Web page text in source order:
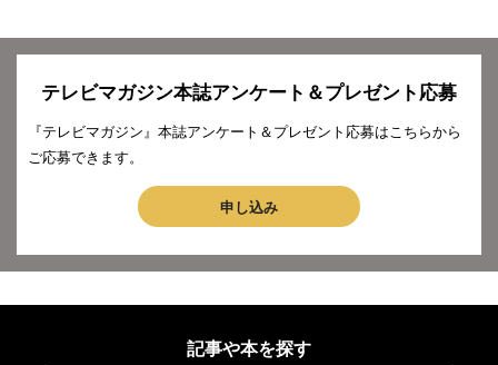
テレビマガジン本誌アンケート＆プレゼント応募
『テレビマガジン』本誌アンケート＆プレゼント応募はこちらから
ご応募できます。
申し込み
記事や本を探す